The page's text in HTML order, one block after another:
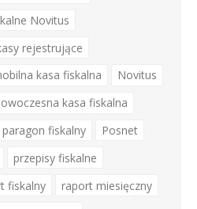
Novitus
rejestrujące
kasa fiskalna
Novitus
kasa fiskalna
paragon fiskalny
Posnet
przepisy fiskalne
fiskalny
raport miesięczny